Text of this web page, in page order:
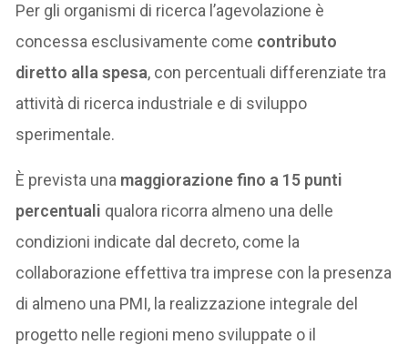
Per gli organismi di ricerca l’agevolazione è
concessa esclusivamente come contributo
diretto alla spesa, con percentuali differenziate tra
attività di ricerca industriale e di sviluppo
sperimentale.
È prevista una maggiorazione fino a 15 punti
percentuali qualora ricorra almeno una delle
condizioni indicate dal decreto, come la
collaborazione effettiva tra imprese con la presenza
di almeno una PMI, la realizzazione integrale del
progetto nelle regioni meno sviluppate o il